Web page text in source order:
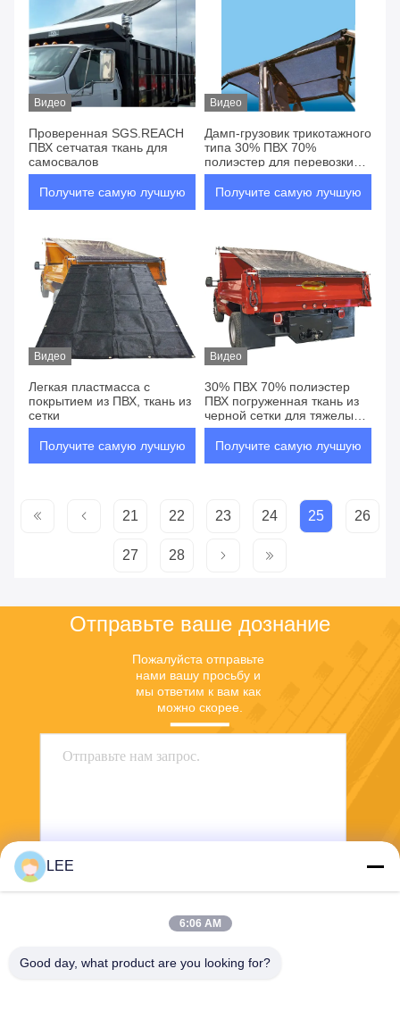
Видео
Проверенная SGS.REACH
ПВХ сетчатая ткань для
самосвалов
Получите самую лучшую
Видео
Дамп-грузовик трикотажного
типа 30% ПВХ 70%
полиэстер для перевозки
тяжелых грузов
Получите самую лучшую
Видео
Легкая пластмасса с
покрытием из ПВХ, ткань из
сетки
Получите самую лучшую
Видео
30% ПВХ 70% полиэстер
ПВХ погруженная ткань из
черной сетки для тяжелых
применений
Получите самую лучшую
21 22 23 24 25 26
27 28
Отправьте ваше дознание
Пожалуйста отправьте
нами вашу просьбу и
мы ответим к вам как
можно скорее.
LEE
6:06 AM
Good day, what product are you looking for?